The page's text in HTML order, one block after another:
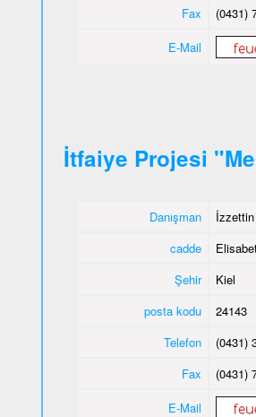
Fax
(0431)
E-Mail
İtfaiye Projesi
Danışman
cadde
Şehir
Kiel
posta kodu
24143
Telefon
(0431)
Fax
(0431)
E-Mail